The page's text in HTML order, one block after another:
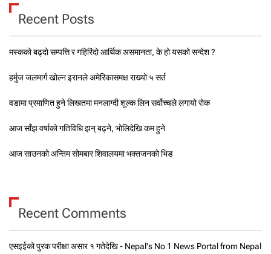
Recent Posts
मस्कको बढ्दो सम्पत्ति र गहिरिंदो आर्थिक असमानता, के हो यसको सन्देश ?
हर्मुज जलमार्ग खोल्न इरानले अमेरिकासमक्ष राख्यो ५ सर्त
वडामा प्रमाणित हुने लिखतमा मनलाग्दी शुल्क लिन सर्वोच्चले लगायो रोक
आज साँझ वर्षाको गतिविधि झन् बढ्ने, भोलिदेखि कम हुने
आज साउनको अन्तिम सोमबार शिवालयमा भक्तजनको भिड
Recent Comments
एसइईको पुरक परीक्षा असार १ गतेदेखि - Nepal's No 1 News Portal from Nepal